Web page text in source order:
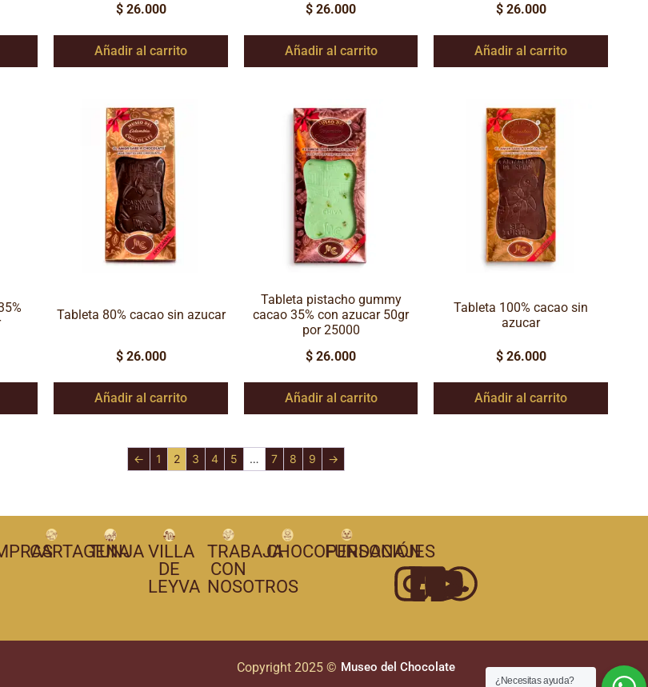
$26.000
Añadir al carrito
$ 26.000
Añadir al carrito
$26.000
Añadir al carrito
Tableta 80% cacao sin azucar
$26.000
Añadir al carrito
Tableta pistacho gummy
cacao 35% con azucar 50gr
por 25000
$ 26.000
Añadir al carrito
Tableta 100% cacao sin
azucar
$26.000
Añadir al carrito
← 1 2 3 4 5 … 7 8 9 →
CARTAGENA
TUNJA VILLA
DE
LEYVA
TRABAJA
CON
NOSOTROS
CHOCOPERSONAJES
FUNDACIÓN
Copyright 2025 © Museo del Chocolate
¿Necesitas ayuda?